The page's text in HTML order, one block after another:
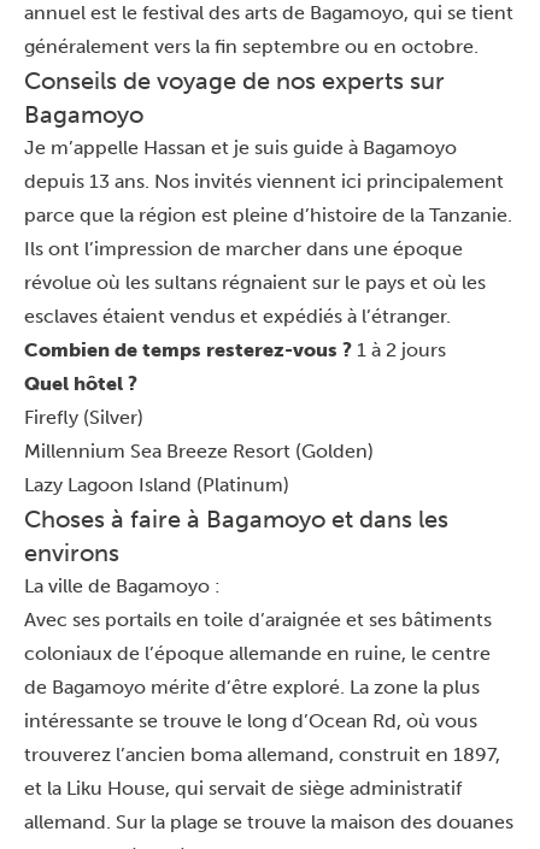
annuel est le festival des arts de Bagamoyo, qui se tient
généralement vers la fin septembre ou en octobre.
Conseils de voyage de nos experts sur
Bagamoyo
Je m’appelle Hassan et je suis guide à Bagamoyo
depuis 13 ans. Nos invités viennent ici principalement
parce que la région est pleine d’histoire de la Tanzanie.
Ils ont l’impression de marcher dans une époque
révolue où les sultans régnaient sur le pays et où les
esclaves étaient vendus et expédiés à l’étranger.
Combien de temps resterez-vous ? 1 à 2 jours
Quel hôtel ?
Firefly (Silver)
Millennium Sea Breeze Resort (Golden)
Lazy Lagoon Island (Platinum)
Choses à faire à Bagamoyo et dans les
environs
La ville de Bagamoyo :
Avec ses portails en toile d’araignée et ses bâtiments
coloniaux de l’époque allemande en ruine, le centre
de Bagamoyo mérite d’être exploré. La zone la plus
intéressante se trouve le long d’Ocean Rd, où vous
trouverez l’ancien boma allemand, construit en 1897,
et la Liku House, qui servait de siège administratif
allemand. Sur la plage se trouve la maison des douanes